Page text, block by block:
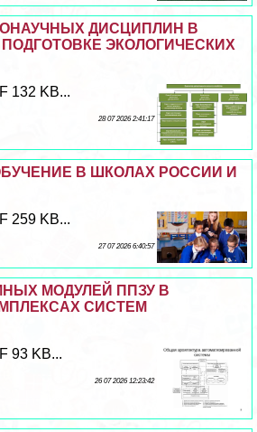
ДИСЦИПЛИН В
ЭКОЛОГИЧЕСКИХ
132 KB...
28 07 2026 2:41:17
В ШКОЛАХ РОССИИ И
259 KB...
27 07 2026 6:40:57
МОДУЛЕЙ ППЗУ В
СИСТЕМ
93 KB...
26 07 2026 12:23:42